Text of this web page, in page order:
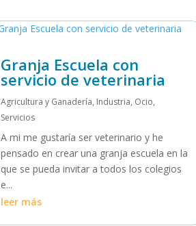
Granja Escuela con
servicio de veterinaria
Agricultura y Ganadería, Industria, Ocio,
Servicios
A mi me gustaría ser veterinario y he
pensado en crear una granja escuela en la
que se pueda invitar a todos los colegios
e...
leer más